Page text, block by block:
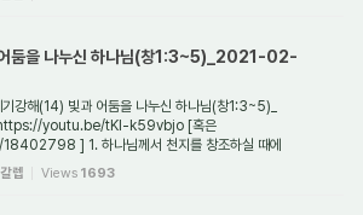
둠을 나누신 하나님(창1:3~5)_2021-02-
강해(14) 빛과 어둠을 나누신 하나님(창1:3~5)_
https://youtu.be/tKI-k59vbjo [혹은
] 1. 하나님께서 천지를 창조하실 때에
인가? 맨 처음에...
갈렙 Views 1693